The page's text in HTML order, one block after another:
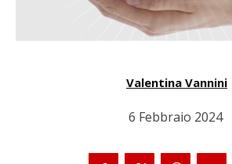
Valentina Vannini
6 Febbraio 2024